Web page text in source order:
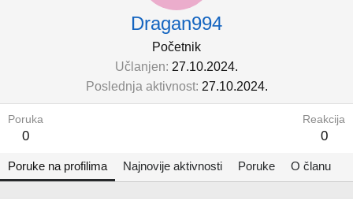
Dragan994
Početnik
Učlanjen 27.10.2024.
Poslednja aktivnost 27.10.2024.
Poruka
0
Reakcija
0
Poruke na profilima Najnovije aktivnosti Poruke O članu